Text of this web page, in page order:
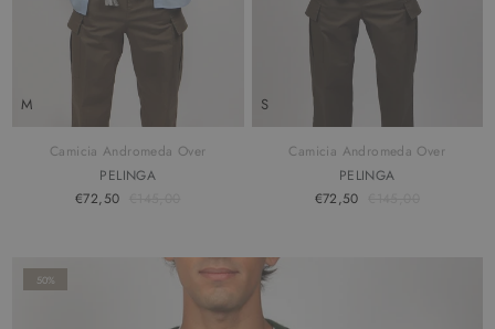
M
Camicia Andromeda Over
PELINGA
€72,50
S
Camicia Andromeda Over
PELINGA
€72,50
50%